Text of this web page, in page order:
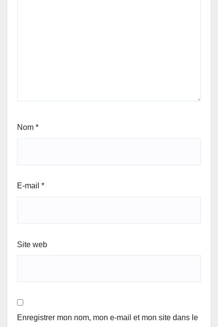
Nom *
E-mail *
Site web
Enregistrer mon nom, mon e-mail et mon site dans le